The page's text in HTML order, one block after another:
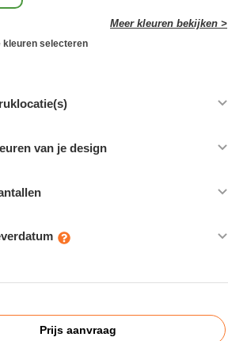
Meer kleuren bekijken >
kleuren selecteren
van je design
Prijs aanvraag